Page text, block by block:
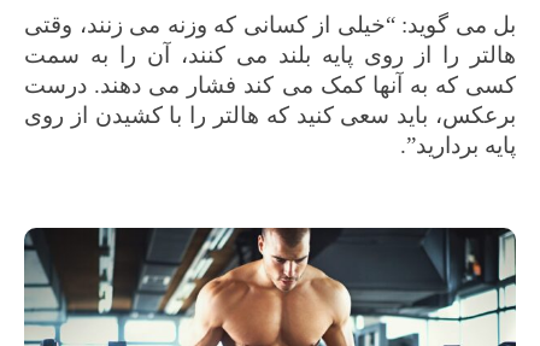
بل می گوید: “خیلی از کسانی که وزنه می زنند، وقتی
هالتر را از روی پایه بلند می کنند، آن را به سمت
کسی که به آنها کمک می کند فشار می دهند. درست
برعکس، باید سعی کنید که هالتر را با کشیدن از روی
پایه بردارید”.